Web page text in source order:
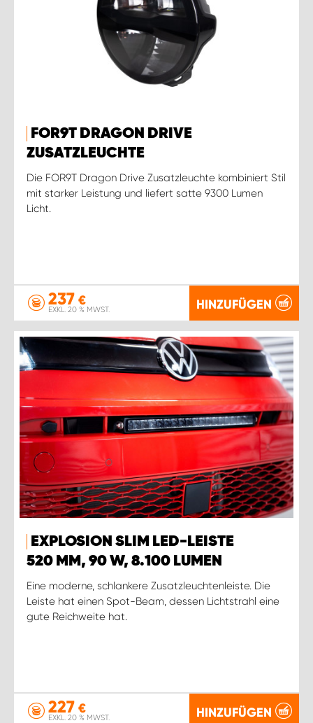
FOR9T DRAGON DRIVE
ZUSATZLEUCHTE
Die FOR9T Dragon Drive Zusatzleuchte kombiniert Stil
mit starker Leistung und liefert satte 9300 Lumen
Licht.
237 €
EXKL. 20 % MWST. HINZUFÜGEN
EXPLOSION SLIM LED-LEISTE
520 MM, 90 W, 8.100 LUMEN
Eine moderne, schlankere Zusatzleuchtenleiste. Die
Leiste hat einen Spot-Beam, dessen Lichtstrahl eine
gute Reichweite hat.
227 €
EXKL. 20 % MWST. HINZUFÜGEN